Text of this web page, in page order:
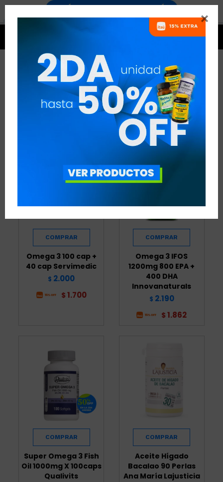

OMEGA
RECOMENDADOS
Omega 3 100 cap +
40 cap Servimedic
$ 2.000
$ 1.700
Omega 3 IFOS
1200mg 800 EPA +
400 DHA
Innovanaturals
$ 2.190
$ 1.862
Super Omega 3 Fish
Oil 1000mg X 100caps
Qualivits
Aceite Hígado
Bacalao 90 Perlas
Ana María Lajusticia